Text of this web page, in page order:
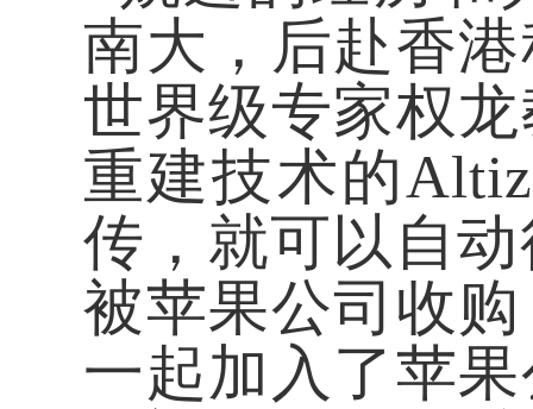
南大，后赴香
世界级专家权
重建技术的
传，就可以自
被苹果公司收
一起加入了苹